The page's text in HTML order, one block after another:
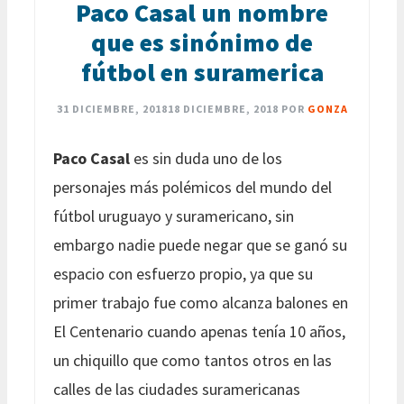
Paco Casal un nombre
que es sinónimo de
fútbol en suramerica
31 DICIEMBRE, 201818 DICIEMBRE, 2018 POR GONZA
Paco Casal es sin duda uno de los
personajes más polémicos del mundo del
fútbol uruguayo y suramericano, sin
embargo nadie puede negar que se ganó su
espacio con esfuerzo propio, ya que su
primer trabajo fue como alcanza balones en
El Centenario cuando apenas tenía 10 años,
un chiquillo que como tantos otros en las
calles de las ciudades suramericanas